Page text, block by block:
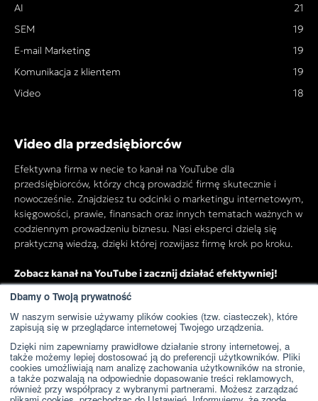
Dbamy o Twoją prywatność
W naszym serwisie używamy plików cookies (tzw. ciasteczek), które
zapisują się w przeglądarce internetowej Twojego urządzenia.
Dzięki nim zapewniamy prawidłowe działanie strony internetowej, a
także możemy lepiej dostosować ją do preferencji użytkowników. Pliki
cookies umożliwiają nam analizę zachowania użytkowników na stronie,
a także pozwalają na odpowiednie dopasowanie treści reklamowych,
również przy współpracy z wybranymi partnerami. Możesz zarządzać
AI
21
SEM
19
E-mail Marketing
19
Komunikacja z klientem
19
Video
18
Video dla przedsiębiorców
Efektywna firma w necie to kanał na YouTube dla
przedsiębiorców, którzy chcą prowadzić firmę skutecznie i
nowocześnie. Znajdziesz tu odcinki o marketingu internetowym,
księgowości, prawie, finansach oraz innych tematach ważnych w
codziennym prowadzeniu biznesu. Nasi eksperci dzielą się
praktyczną wiedzą, dzięki której rozwijasz firmę krok po kroku.
Zobacz kanał na YouTube i zacznij działać efektywniej!
Przejdź do kanału YouTube